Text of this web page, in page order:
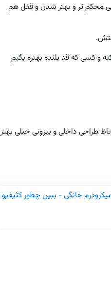
محکم تر و بهتر شدن و قفل هم
و کسی که قد بلنده بهتره بگیم
طراحی داخلی و بیرونی خیلی بهتر